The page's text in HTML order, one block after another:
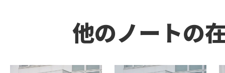
他のノートの